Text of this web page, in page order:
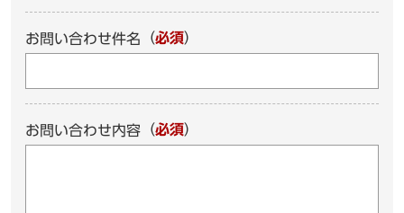
お問い合わせ件名 （必須）
お問い合わせ内容 （必須）